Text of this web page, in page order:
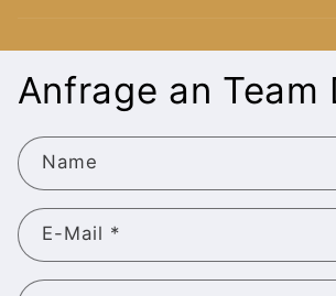
Anfrage an Team
Name
E-Mail *